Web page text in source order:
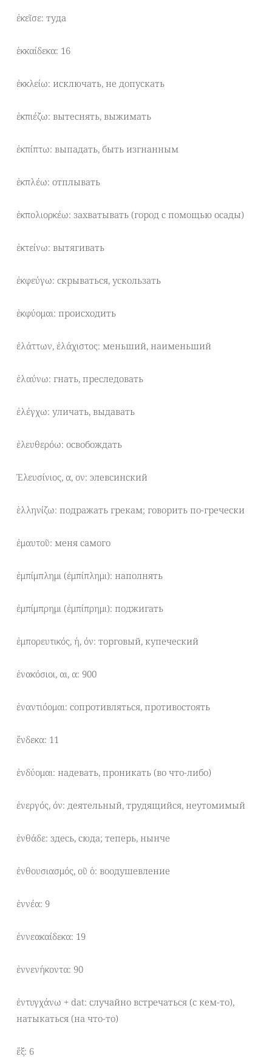
ἐκεῖσε: туда
ἑκκαίδεκα: 16
ἐκκλείω: исключать, не допускать
ἐκπιέζω: вытеснять, выжимать
ἐκπίπτω: выпадать, быть изгнанным
ἐκπλέω: отплывать
ἐκπολιορκέω: захватывать (город с помощью осады)
ἐκτείνω: вытягивать
ἐκφεύγω: скрываться, ускользать
ἐκφύομαι: происходить
ἐλάττων, ἐλάχιστος: меньший, наименьший
ἐλαύνω: гнать, преследовать
ἐλέγχω: уличать, выдавать
ἐλευθερόω: освобождать
Ἐλευσίνιος, α, ον: элевсинский
ἑλληνίζω: подражать грекам; говорить по-гречески
ἐμαυτοῦ: меня самого
ἐμπίμπλημι (ἐμπίπλημι): наполнять
ἐμπίμπρημι (ἐμπίπρημι): поджигать
ἐμπορευτικός, ή, όν: торговый, купеческий
ἐνακόσιοι, αι, α: 900
ἐναντιόομαι: сопротивляться, противостоять
ἕνδεκα: 11
ἐνδύομαι: надевать, проникать (во что-либо)
ἐνεργός, όν: деятельный, трудящийся, неутомимый
ἐνθάδε: здесь, сюда; теперь, нынче
ἐνθουσιασμός, οῦ ὁ: воодушевление
ἐννέα: 9
ἐννεακαίδεκα: 19
ἐννενήκοντα: 90
ἐντυγχάνω + dat: случайно встречаться (с кем-то),
натыкаться (на что-то)
ἕξ: 6